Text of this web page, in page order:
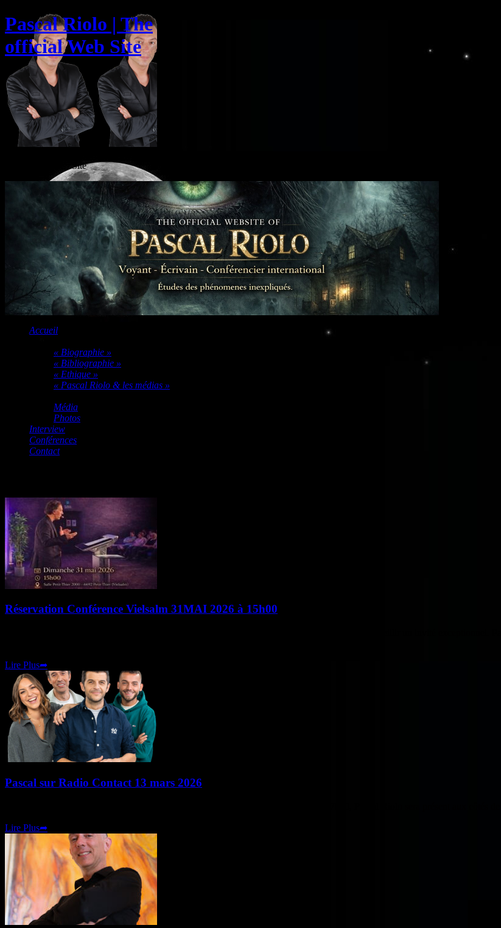
Pascal Riolo | The
official Web Site
The official Web Site
Accueil
« Biographie »
« Bibliographie »
« Ethique »
« Pascal Riolo & les médias »
Média
Photos
Interview
Conférences
Contact
Réservation Conférence Vielsalm 31MAI 2026 à 15h00
Lire Plus➦
Pascal sur Radio Contact 13 mars 2026
Lire Plus➦